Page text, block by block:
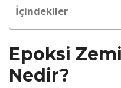
İçindekiler
Epoksi
Nedir?